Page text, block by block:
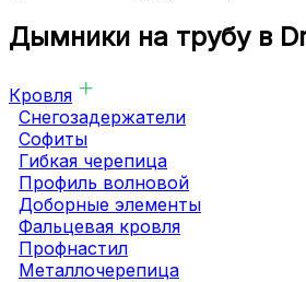
Дымники на трубу в
Кровля
Снегозадержатели
Софиты
Гибкая черепица
Профиль волновой
Доборные элементы
Фальцевая кровля
Профнастил
Металлочерепица